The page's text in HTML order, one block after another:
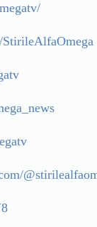
StirileAlfaOmega